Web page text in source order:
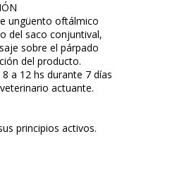
ungüento oftálmico
del saco conjuntival,
sobre el párpado
del producto.
a 12 hs durante 7 días
actuante.
principios activos.